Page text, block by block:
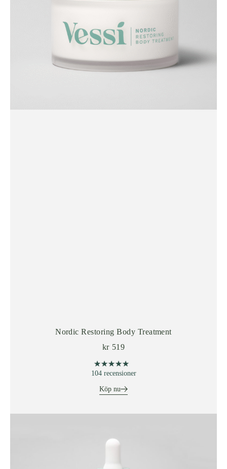
Nordic Restoring Body Treatment
kr 519
★★★★★
★★★★★
104 recensioner
Köp nu